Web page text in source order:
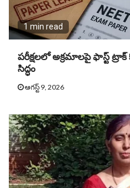
1 min read
పరీక్షలలో అక్రమాలపై ఫాస్ట్ ట్రాక్
సిద్ధం
ఆగస్ట్ 9, 2026